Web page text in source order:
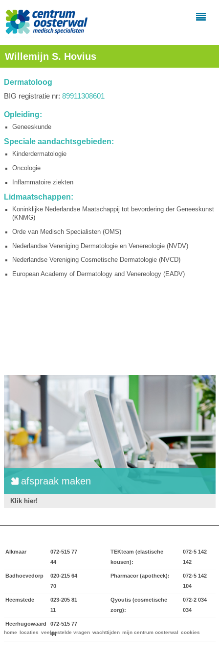
home locaties veelgestelde vragen wachttijden mijn centrum oosterwal cookies
Willemijn S. Hovius
Dermatoloog
BIG registratie nr: 89911308601
Opleiding:
Geneeskunde
Speciale aandachtsgebieden:
Kinderdermatologie
Oncologie
Inflammatoire ziekten
Lidmaatschappen:
Koninklijke Nederlandse Maatschappij tot bevordering der Geneeskunst
(KNMG)
Orde van Medisch Specialisten (OMS)
Nederlandse Vereniging Dermatologie en Venereologie (NVDV)
Nederlandse Vereniging Cosmetische Dermatologie (NVCD)
European Academy of Dermatology and Venereology (EADV)
afspraak maken
Klik hier!
Alkmaar
072-515 77
44
TEKteam (elastische
kousen):
072-5 142
142
Badhoevedorp
020-215 64
70
Pharmacor (apotheek):
072-5 142
104
Heemstede
023-205 81
11
Qyoutis (cosmetische
zorg):
072-2 034
034
Heerhugowaard
072-515 77
44